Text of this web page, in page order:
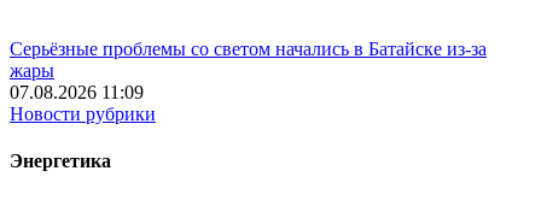
Серьёзные проблемы со светом начались в Батайске из-за
жары
07.08.2026 11:09
Новости рубрики
Энергетика